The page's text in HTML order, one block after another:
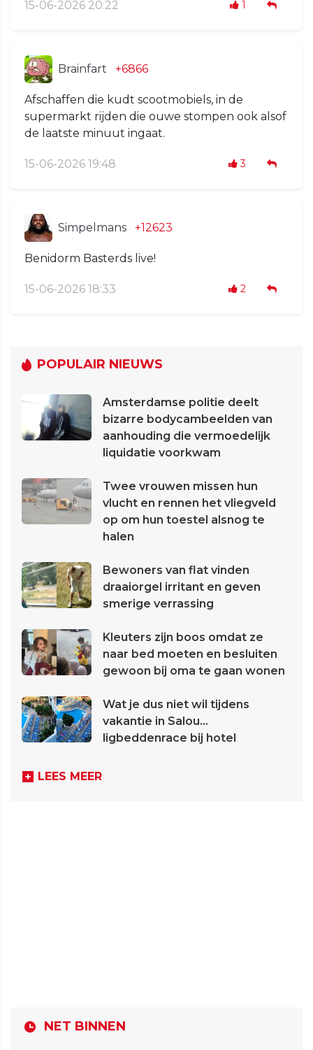
15-06-2026 20:22 1
Brainfart +6866
Afschaffen die kudt scootmobiels, in de
supermarkt rijden die ouwe stompen ook alsof
de laatste minuut ingaat.
15-06-2026 19:48 3
Simpelmans +12623
Benidorm Basterds live!
15-06-2026 18:33 2
POPULAIR NIEUWS
Amsterdamse politie deelt
bizarre bodycambeelden van
aanhouding die vermoedelijk
liquidatie voorkwam
Twee vrouwen missen hun
vlucht en rennen het vliegveld
op om hun toestel alsnog te
halen
Bewoners van flat vinden
draaiorgel irritant en geven
smerige verrassing
Kleuters zijn boos omdat ze
naar bed moeten en besluiten
gewoon bij oma te gaan wonen
Wat je dus niet wil tijdens
vakantie in Salou...
ligbeddenrace bij hotel
LEES MEER
NET BINNEN